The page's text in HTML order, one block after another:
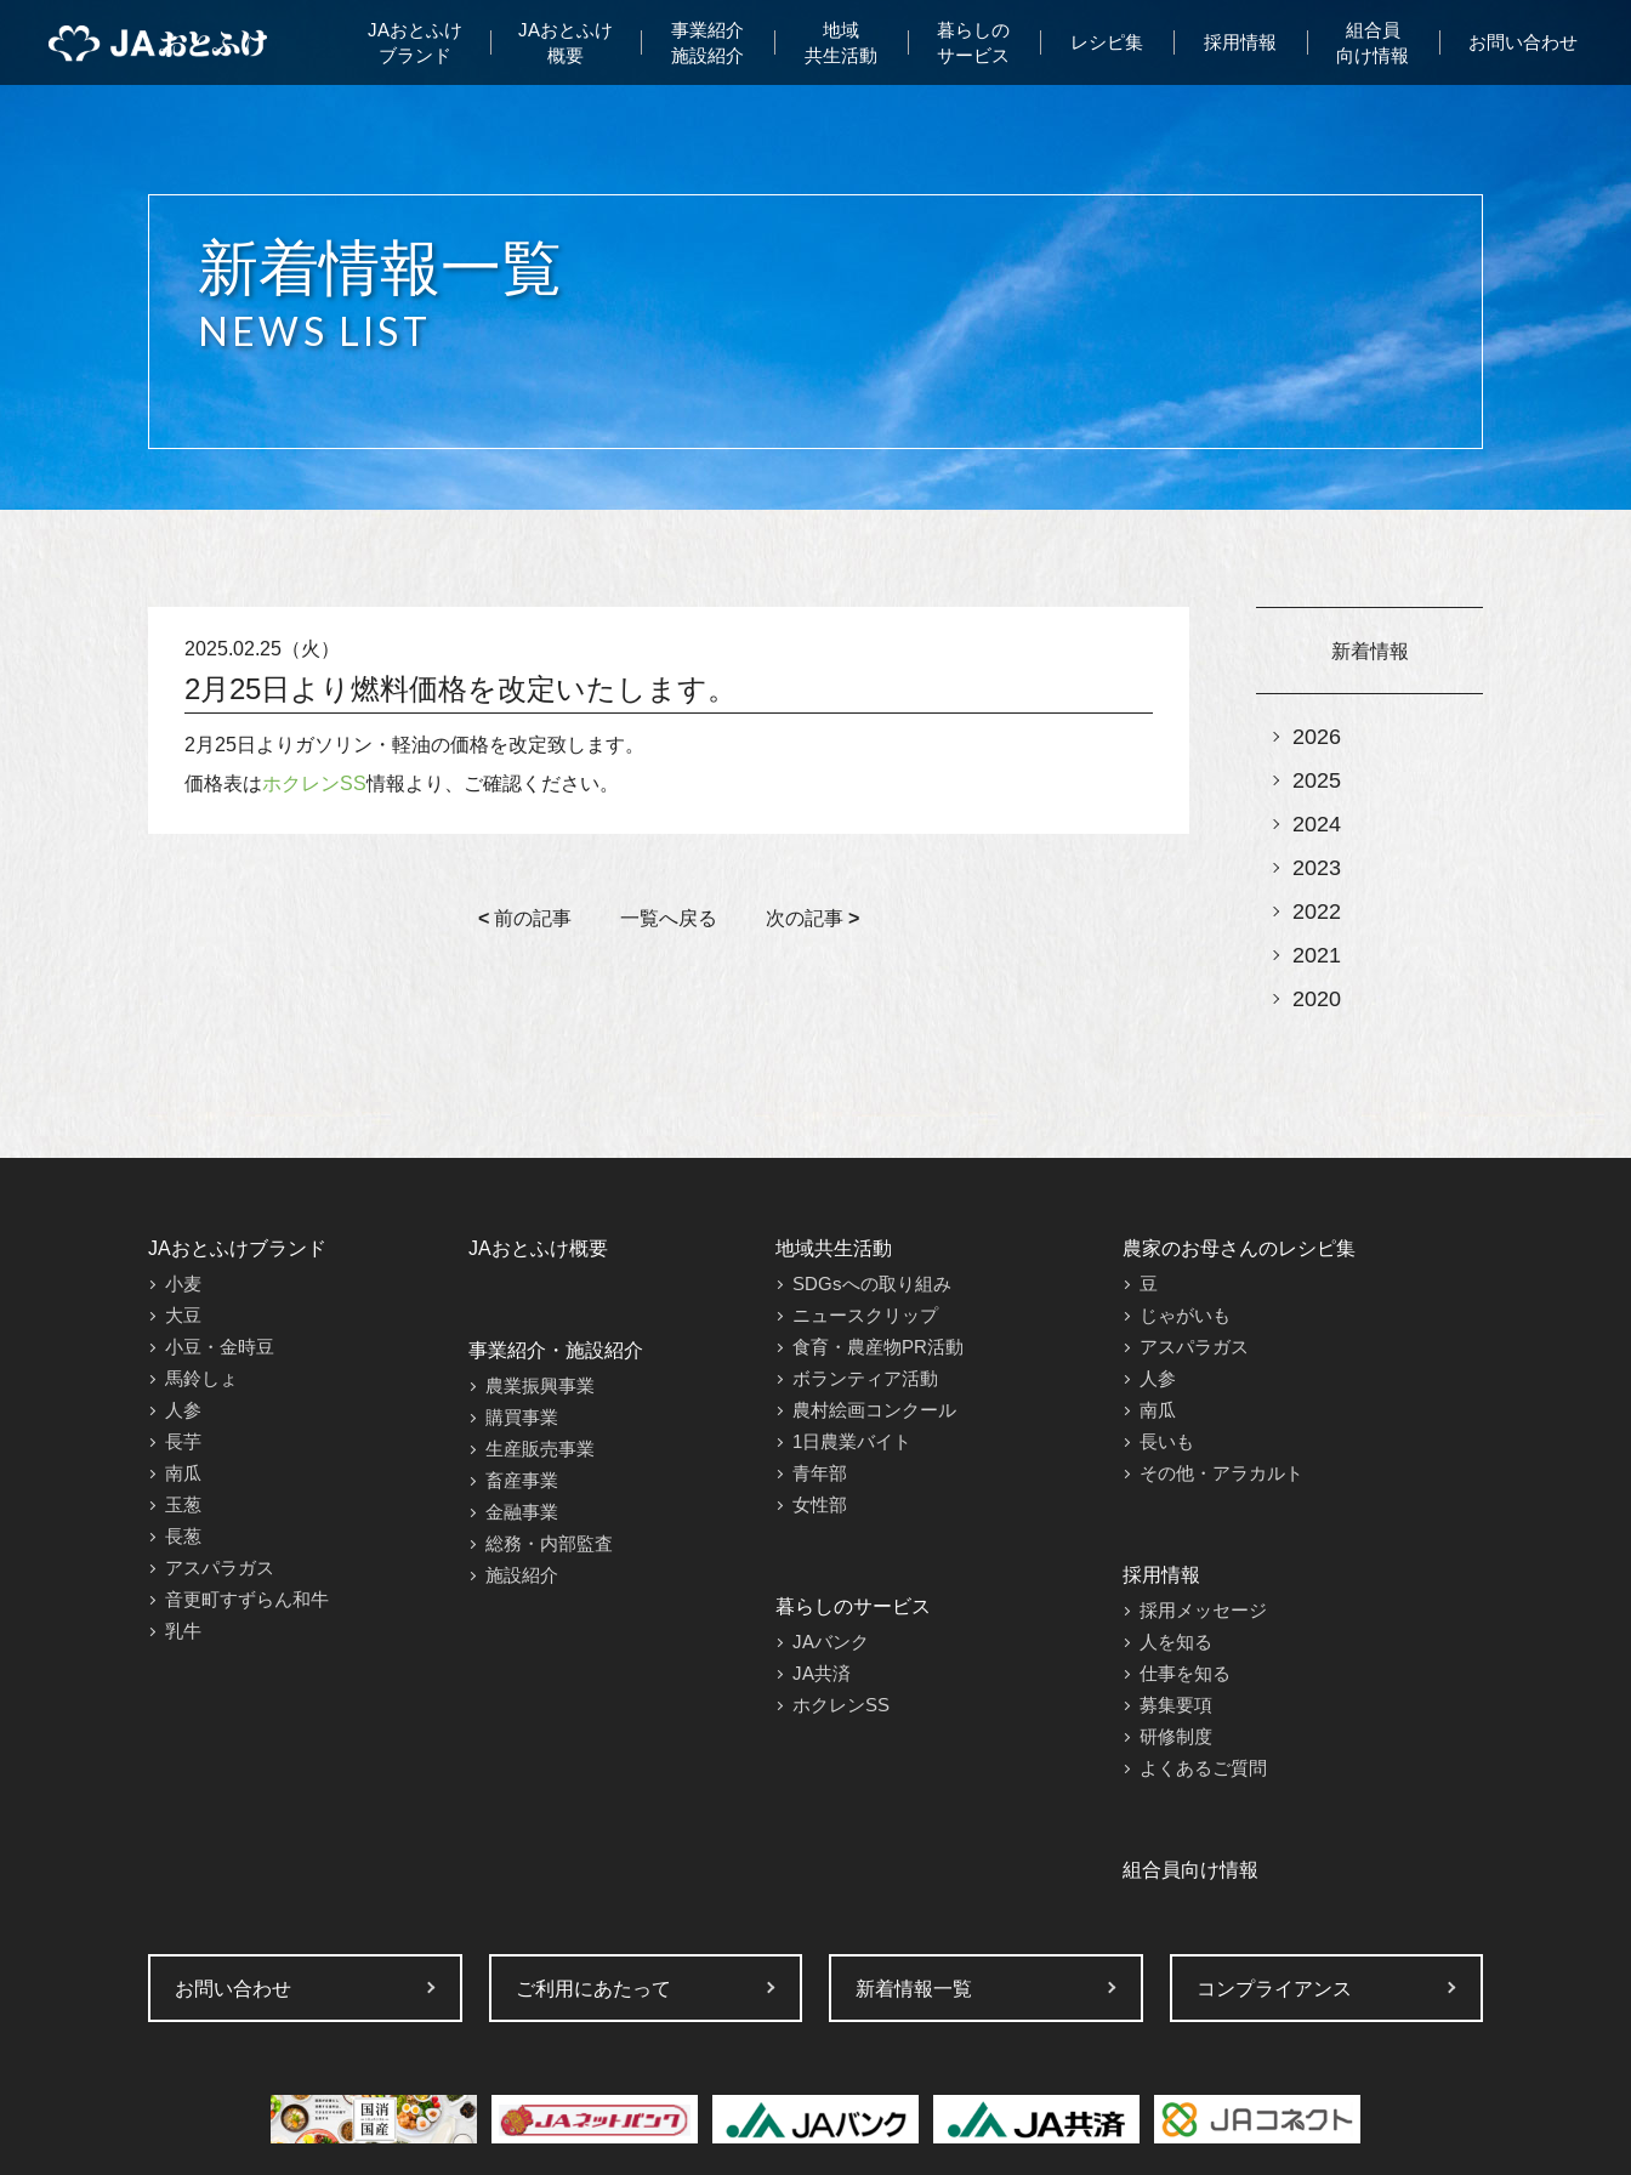
JAおとふけ
ブランド
JAおとふけ
概要
事業紹介
施設紹介
地域
共生活動
暮らしの
サービス
レシピ集 採用情報
組合員
向け情報
お問い合わせ
新着情報一覧
NEWS LIST
2025.02.25（火）
2月25日より燃料価格を改定いたします。
2月25日よりガソリン・軽油の価格を改定致します。
価格表はホクレンSS情報より、ご確認ください。
< 前の記事 一覧へ戻る 次の記事 >
新着情報
2026
2025
2024
2023
2022
2021
2020
JAおとふけブランド
小麦
大豆
小豆・金時豆
馬鈴しょ
人参
長芋
南瓜
玉葱
長葱
アスパラガス
音更町すずらん和牛
乳牛
JAおとふけ概要
事業紹介・施設紹介
農業振興事業
購買事業
生産販売事業
畜産事業
金融事業
総務・内部監査
施設紹介
地域共生活動
SDGsへの取り組み
ニュースクリップ
食育・農産物PR活動
ボランティア活動
農村絵画コンクール
1日農業バイト
青年部
女性部
暮らしのサービス
JAバンク
JA共済
ホクレンSS
農家のお母さんのレシピ集
豆
じゃがいも
アスパラガス
人参
南瓜
長いも
その他・アラカルト
採用情報
採用メッセージ
人を知る
仕事を知る
募集要項
研修制度
よくあるご質問
組合員向け情報
お問い合わせ ご利用にあたって 新着情報一覧 コンプライアンス